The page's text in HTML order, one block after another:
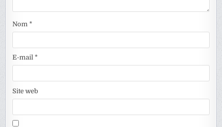
Nom*
E-mail*
Site web